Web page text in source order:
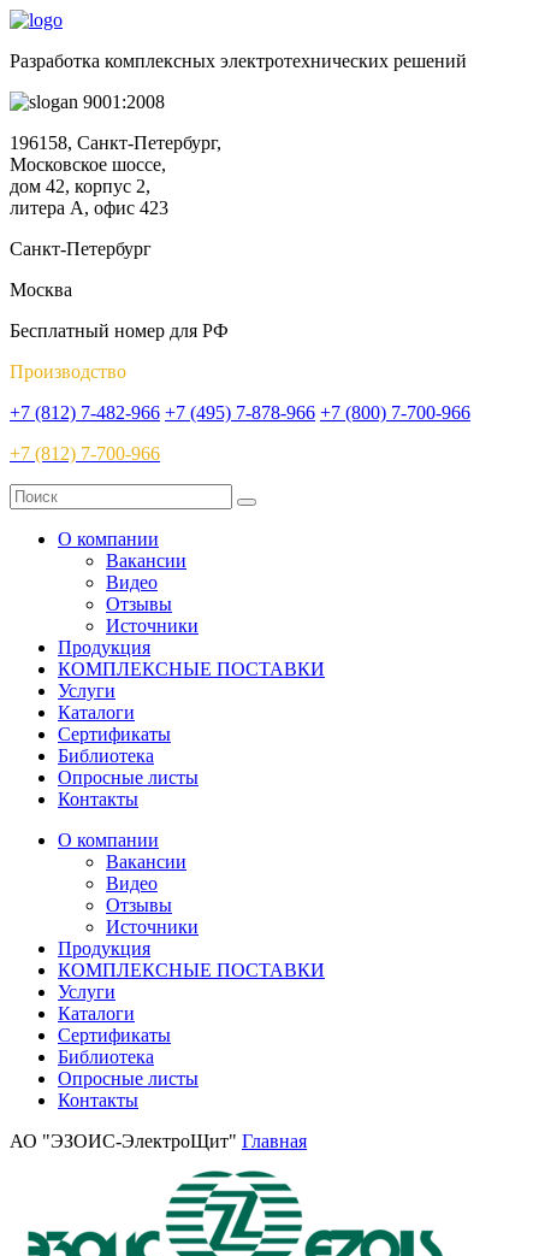
Разработка комплексных электротехнических решений
9001:2008
196158, Санкт-Петербург,
Московское шоссе,
дом 42, корпус 2,
литера А, офис 423
Санкт-Петербург
Москва
Бесплатный номер для РФ
Производство
+7 (812) 7-482-966 +7 (495) 7-878-966 +7 (800) 7-700-966
+7 (812) 7-700-966
О компании
Вакансии
Видео
Отзывы
Источники
Продукция
КОМПЛЕКСНЫЕ ПОСТАВКИ
Услуги
Каталоги
Сертификаты
Библиотека
Опросные листы
Контакты
О компании
Вакансии
Видео
Отзывы
Источники
Продукция
КОМПЛЕКСНЫЕ ПОСТАВКИ
Услуги
Каталоги
Сертификаты
Библиотека
Опросные листы
Контакты
АО "ЭЗОИС-ЭлектроЩит" Главная